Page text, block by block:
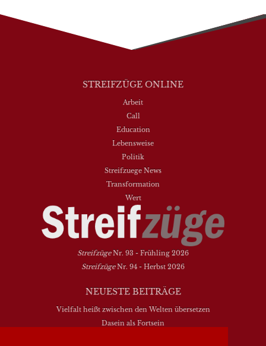
STREIFZÜGE ONLINE
Arbeit
Call
Education
Lebensweise
Politik
Streifzuege News
Transformation
Wert
StreifzügeNr. 93 - Frühling 2026
StreifzügeNr. 94 - Herbst 2026
NEUESTE BEITRÄGE
Vielfalt heißt zwischen den Welten übersetzen
Dasein als Fortsein